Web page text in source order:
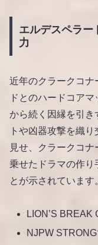
エルデスペラー
力
近年のクラークコナ
ドとのハードコア
から続く因縁を引き
トや凶器攻撃を織
見せ、クラークコ
乗せたドラマの作り
とが示されています
LION’S
NJPW